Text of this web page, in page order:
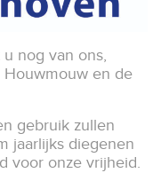
nog van ons,
en de
gebruik zullen
jaarlijks diegenen
voor onze vrijheid.